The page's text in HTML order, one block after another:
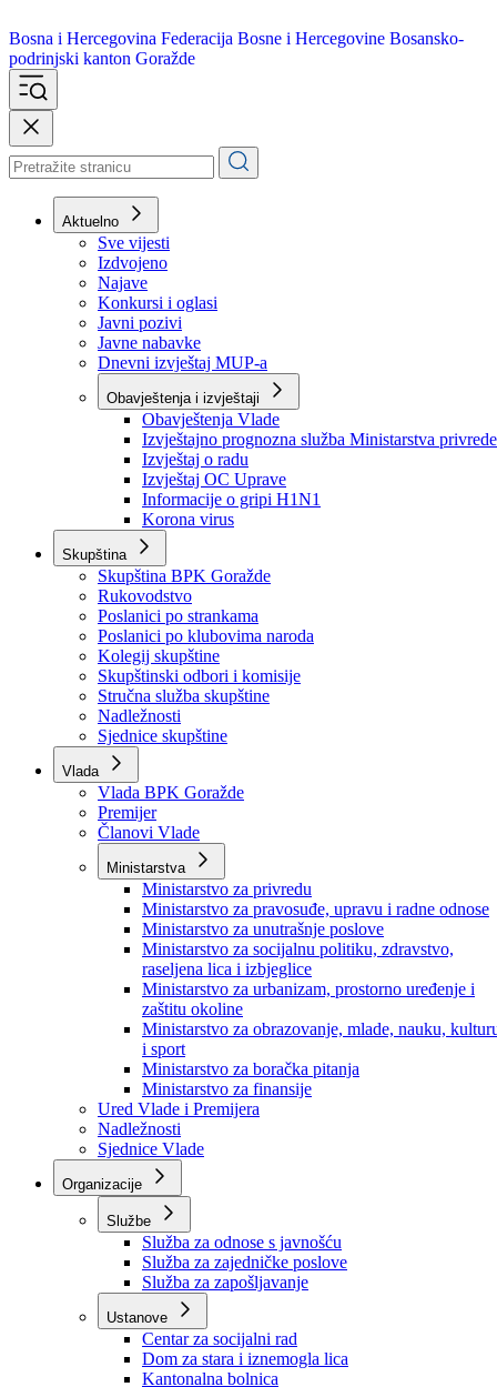
Bosna i Hercegovina
podrinjski kanton Goražde
Aktuelno
Sve vijesti
Izdvojeno
Najave
Konkursi i oglasi
Javni pozivi
Javne nabavke
Dnevni izvještaj MUP-a
Obavještenja i izvještaji
Obavještenja Vlade
Izvještajno prognozna služba Ministarstva privrede
Izvještaj o radu
Izvještaj OC Uprave
Informacije o gripi H1N1
Korona virus
Skupština
Skupština BPK Goražde
Rukovodstvo
Poslanici po strankama
Poslanici po klubovima naroda
Kolegij skupštine
Skupštinski odbori i komisije
Stručna služba skupštine
Nadležnosti
Sjednice skupštine
Vlada
Vlada BPK Goražde
Premijer
Članovi Vlade
Ministarstva
Ministarstvo za privredu
Ministarstvo za pravosuđe, upravu i radne odnose
Ministarstvo za unutrašnje poslove
Ministarstvo za socijalnu politiku, zdravstvo,
raseljena lica i izbjeglice
Ministarstvo za urbanizam, prostorno uređenje i
zaštitu okoline
Ministarstvo za obrazovanje, mlade, nauku,
i sport
Ministarstvo za boračka pitanja
Ministarstvo za finansije
Ured Vlade i Premijera
Nadležnosti
Sjednice Vlade
Organizacije
Službe
Služba za odnose s javnošću
Služba za zajedničke poslove
Služba za zapošljavanje
Ustanove